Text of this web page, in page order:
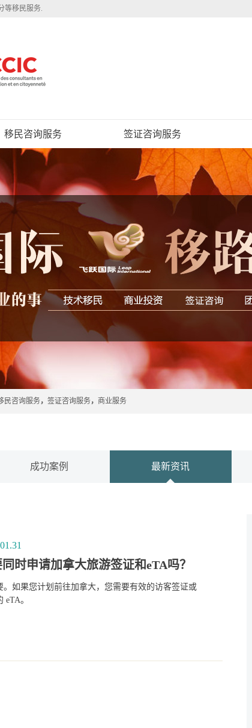
等移民服务.
移民咨询服务 签证咨询服务
民咨询服务， 签证咨询服务， 商业服务
成功案例 最新资讯
时申请加拿大旅游签证和eTA吗？
。如果您计划前往加拿大，您需要有效的访客签证或
eTA。